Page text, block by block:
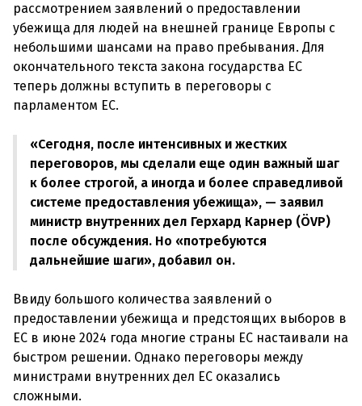
рассмотрением заявлений о предоставлении
убежища для людей на внешней границе Европы с
небольшими шансами на право пребывания. Для
окончательного текста закона государства ЕС
теперь должны вступить в переговоры с
«Сегодня, после интенсивных и жестких
переговоров, мы сделали еще один важный шаг
к более строгой, а иногда и более справедливой
системе предоставления убежища», — заявил
министр внутренних дел Герхард Карнер (ÖVP)
после обсуждения. Но «потребуются
дальнейшие шаги», добавил он.
Ввиду большого количества заявлений о
предоставлении убежища и предстоящих выборов в
ЕС в июне 2024 года многие страны ЕС настаивали на
быстром решении. Однако переговоры между
министрами внутренних дел ЕС оказались